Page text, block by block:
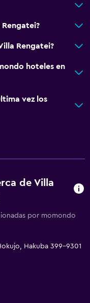
Rengatei?
Rengatei?
hoteles en
vez los
de Villa
por momondo
Hakuba 399-9301